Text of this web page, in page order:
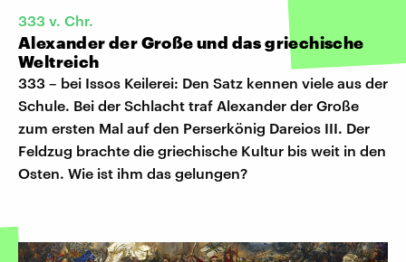
333 v. Chr.
Alexander der Große und das griechische
Weltreich
333 – bei Issos Keilerei: Den Satz kennen viele aus der
Schule. Bei der Schlacht traf Alexander der Große
zum ersten Mal auf den Perserkönig Dareios III. Der
Feldzug brachte die griechische Kultur bis weit in den
Osten. Wie ist ihm das gelungen?